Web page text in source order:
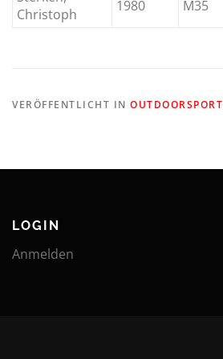
Christoph
1980 M35
VERÖFFENTLICHT IN OUTDOORSPORT
LOGIN
Anmelden